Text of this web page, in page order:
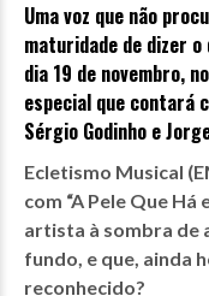
Uma voz que não
maturidade de dizer
dia 19 de novembro,
especial que contará
Sérgio Godinho e
Ecletismo Musical
com “A Pele Que
artista à sombra de
fundo, e que, ainda
reconhecido?